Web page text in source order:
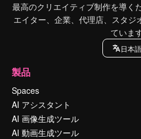
最高のクリエイティブ制作を導く
エイター、企業、代理店、スタジ
ていま
日本語
製品
Spaces
AI アシスタント
AI 画像生成ツール
AI 動画生成ツール